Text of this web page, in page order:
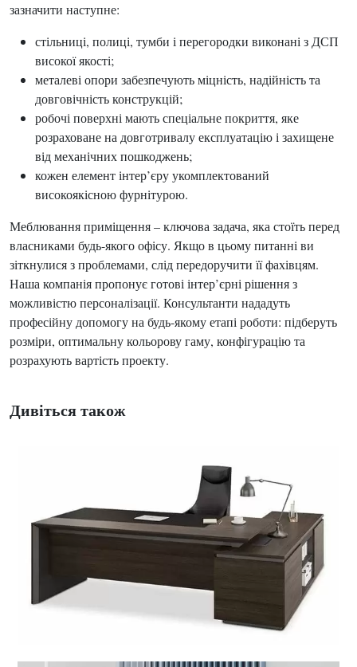
зазначити наступне:
стільниці, полиці, тумби і перегородки виконані з ДСП
високої якості;
металеві опори забезпечують міцність, надійність та
довговічність конструкцій;
робочі поверхні мають спеціальне покриття, яке
розраховане на довготривалу експлуатацію і захищене
від механічних пошкоджень;
кожен елемент інтер’єру укомплектований
високоякісною фурнітурою.
Меблювання приміщення – ключова задача, яка стоїть перед
власниками будь-якого офісу. Якщо в цьому питанні ви
зіткнулися з проблемами, слід передоручити її фахівцям.
Наша компанія пропонує готові інтер’єрні рішення з
можливістю персоналізації. Консультанти нададуть
професійну допомогу на будь-якому етапі роботи: підберуть
розміри, оптимальну кольорову гаму, конфігурацію та
розрахують вартість проекту.
Дивіться також